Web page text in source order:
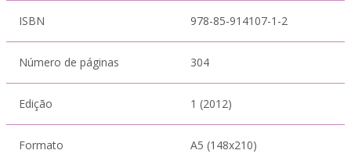
ISBN 978-85-914107-1-2
Número de páginas 304
Edição 1 (2012)
Formato A5 (148x210)